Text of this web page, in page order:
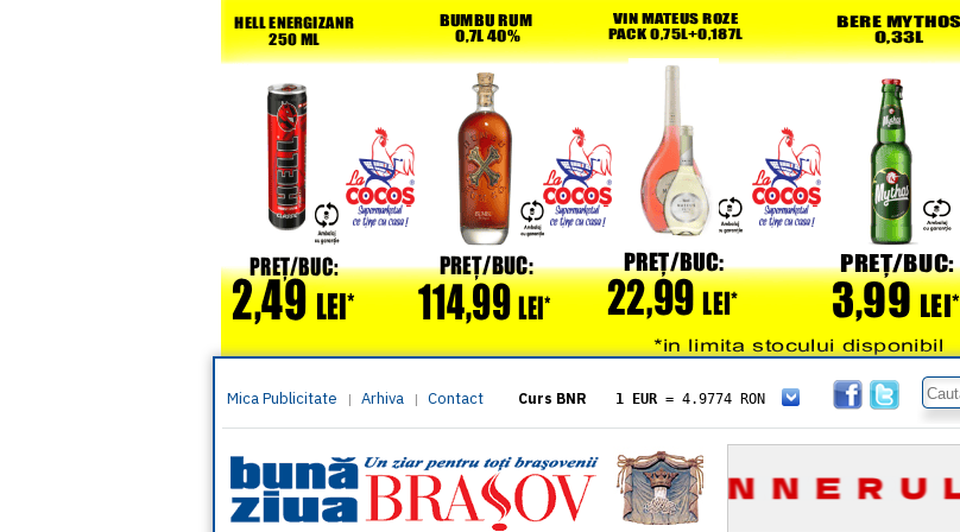
Mica Publicitate | Arhiva | Contact Curs BNR 1 EUR = 4.9774 RON
= 5.8304 RON
1 XAU= 464.4611 RON
1 AED= 1.1933 RON
1 AUD= 2.7957 RON
1 BGN= 2.5449 RON